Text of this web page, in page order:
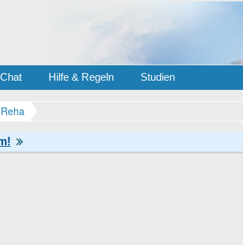
Chat Hilfe & Regeln Studien